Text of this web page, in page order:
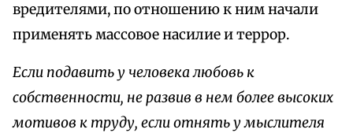
вредителями, по отношению к ним начали
применять массовое насилие и террор.
Если подавить у человека любовь к
собственности, не развив в нем более высоких
мотивов к труду, если отнять у мыслителя